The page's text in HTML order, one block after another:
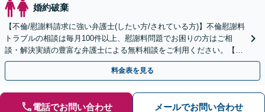
婚約破棄
【不倫/慰謝料請求に強い弁護士(したい方/されている方)】不倫慰謝料
トラブルの相談は毎月100件以上、慰謝料問題でお困りの方はご相
談・解決実績の豊富な弁護士による無料相談をご利用ください。【不
倫相談は初回0円】【全国対応】
料金表を見る
電話でお問い合わせ メールでお問い合わせ